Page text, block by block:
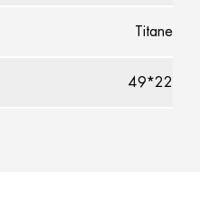
Titane
49*22